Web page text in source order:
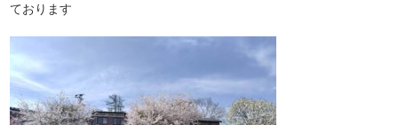
ております